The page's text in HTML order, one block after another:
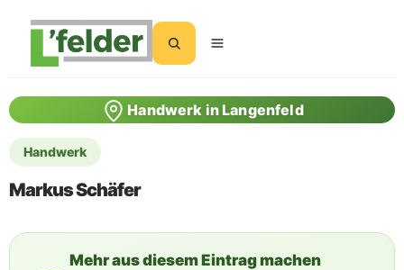
Suchen
Handwerk in Langenfeld
Handwerk
Markus Schäfer
Mehr aus diesem Eintrag machen